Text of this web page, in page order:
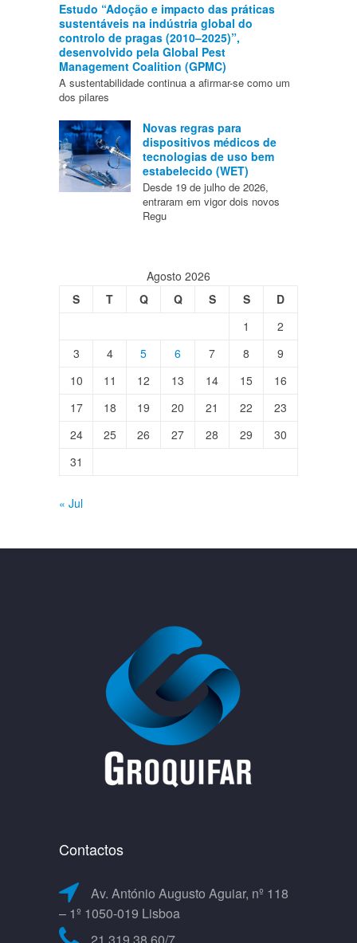
Estudo “Adoção e impacto das práticas
sustentáveis na indústria global do
controlo de pragas (2010–2025)”,
desenvolvido pela Global Pest
Management Coalition (GPMC)
A sustentabilidade continua a afirmar-se como um
dos pilares
Novas regras para
dispositivos médicos de
tecnologias de uso bem
estabelecido (WET)
Desde 19 de julho de 2026,
entraram em vigor dois novos
Regu
Agosto 2026
S
T Q Q S S
D
1
2
3
4 5 6 7 8
9
10
11 12 13 14 15
16
17
18 19 20 21 22
23
24
25 26 27 28 29
30
31
« Jul
Contactos
Av. António Augusto Aguiar, nº 118
– 1º 1050-019 Lisboa
21 319 38 60/7